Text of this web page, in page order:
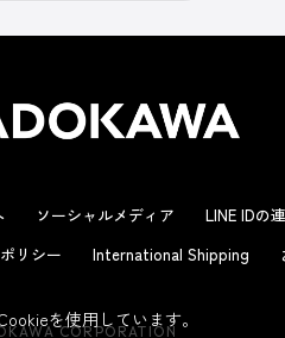
ソーシャルメディア LINE IDの
リシー International Shipping
CORPORATION
を使用しています。